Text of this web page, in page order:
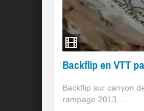
Backflip en VTT
Backflip sur canyon
rampage 2013. ...